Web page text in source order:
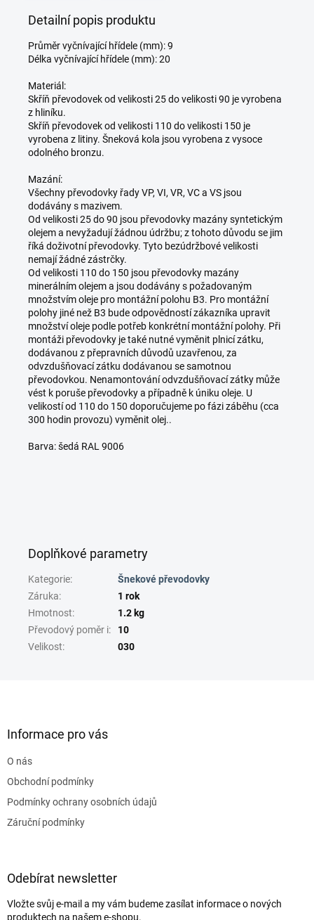
Detailní popis produktu
Průměr vyčnívající hřídele (mm): 9
Délka vyčnívající hřídele (mm): 20
Materiál:
Skříň převodovek od velikosti 25 do velikosti 90 je vyrobena
z hliníku.
Skříň převodovek od velikosti 110 do velikosti 150 je
vyrobena z litiny. Šneková kola jsou vyrobena z vysoce
odolného bronzu.
Mazání:
Všechny převodovky řady VP, VI, VR, VC a VS jsou
dodávány s mazivem.
Od velikosti 25 do 90 jsou převodovky mazány syntetickým
olejem a nevyžadují žádnou údržbu; z tohoto důvodu se jim
říká doživotní převodovky. Tyto bezúdržbové velikosti
nemají žádné zástrčky.
Od velikosti 110 do 150 jsou převodovky mazány
minerálním olejem a jsou dodávány s požadovaným
množstvím oleje pro montážní polohu B3. Pro montážní
polohy jiné než B3 bude odpovědností zákazníka upravit
množství oleje podle potřeb konkrétní montážní polohy. Při
montáži převodovky je také nutné vyměnit plnicí zátku,
dodávanou z přepravních důvodů uzavřenou, za
odvzdušňovací zátku dodávanou se samotnou
převodovkou. Nenamontování odvzdušňovací zátky může
vést k poruše převodovky a případně k úniku oleje. U
velikostí od 110 do 150 doporučujeme po fázi záběhu (cca
300 hodin provozu) vyměnit olej..
Barva: šedá RAL 9006
Doplňkové parametry
Kategorie:
Šnekové převodovky
Záruka:
1 rok
Hmotnost:
1.2 kg
Převodový poměr i:
10
Velikost: 030
Informace pro vás
O nás
Obchodní podmínky
Podmínky ochrany osobních údajů
Záruční podmínky
Odebírat newsletter
Vložte svůj e-mail a my vám budeme zasílat informace o nových
produktech na našem e-shopu.